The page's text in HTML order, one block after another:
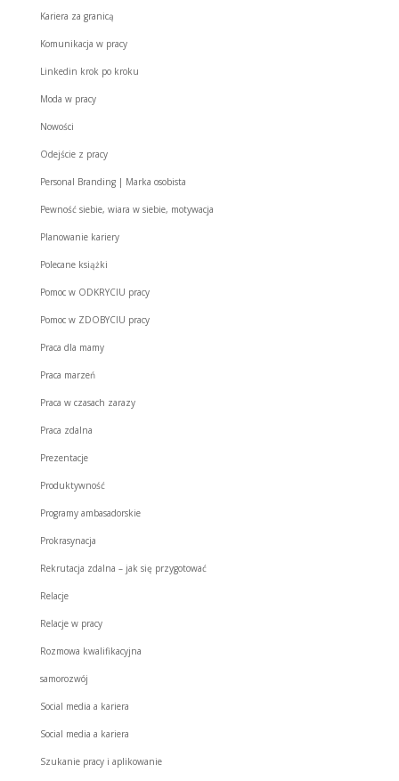
Kariera za granicą
Komunikacja w pracy
Linkedin krok po kroku
Moda w pracy
Nowości
Odejście z pracy
Personal Branding | Marka osobista
Pewność siebie, wiara w siebie, motywacja
Planowanie kariery
Polecane książki
Pomoc w ODKRYCIU pracy
Pomoc w ZDOBYCIU pracy
Praca dla mamy
Praca marzeń
Praca w czasach zarazy
Praca zdalna
Prezentacje
Produktywność
Programy ambasadorskie
Prokrasynacja
Rekrutacja zdalna – jak się przygotować
Relacje
Relacje w pracy
Rozmowa kwalifikacyjna
samorozwój
Social media a kariera
Social media a kariera
Szukanie pracy i aplikowanie